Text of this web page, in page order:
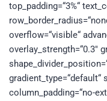
top_padding=“3%“
overflow=“visible“
overlay_strength=“0.3″
gradient_type=“default“
column_padding=“no-